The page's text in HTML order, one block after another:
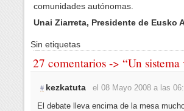
comunidades autónomas.
Unai Ziarreta, Presidente de Eusko
Sin etiquetas
27 comentarios -> “Un
# kezkatuta
el 08 Mayo 2008 a las
El debate lleva encima de la mesa